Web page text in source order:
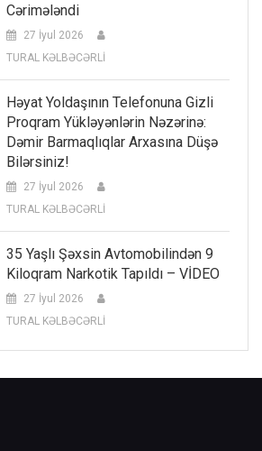
Cərimələndi
27 İyul 2026
TURAL KƏLBƏCƏRLİ
Həyat Yoldaşının Telefonuna Gizli
Proqram Yükləyənlərin Nəzərinə:
Dəmir Barmaqlıqlar Arxasına Düşə
Bilərsiniz!
27 İyul 2026
TURAL KƏLBƏCƏRLİ
35 Yaşlı Şəxsin Avtomobilindən 9
Kiloqram Narkotik Tapıldı – VİDEO
27 İyul 2026
TURAL KƏLBƏCƏRLİ